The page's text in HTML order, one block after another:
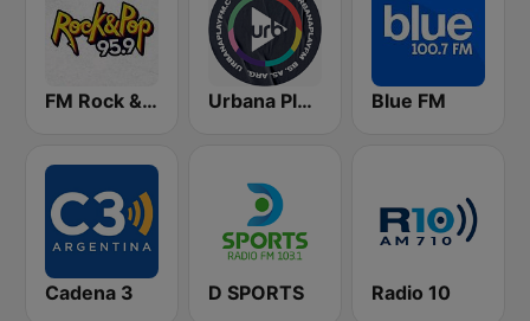
FM Rock & Pop Urbana Play 104.3 FM Blue FM
Cadena 3 D SPORTS Radio 10